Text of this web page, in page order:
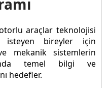
araçlar teknolojisi
isteyen bireyler için
mekanik sistemlerin
temel bilgi ve
hedefler.